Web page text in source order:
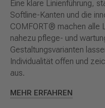
Eine klare Linienführung,
Softline-Kanten und die
COMFORT® machen alle
nahezu pflege- und
Gestaltungsvarianten
Individualität offen und
aus.
MEHR ERFAHREN